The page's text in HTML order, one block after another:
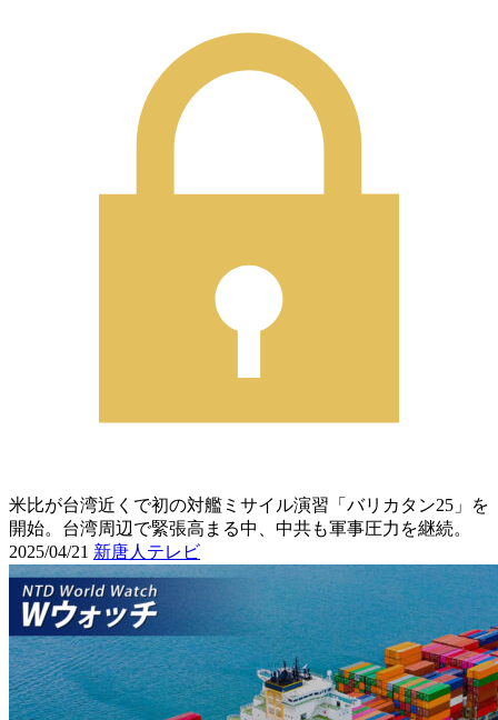
米比が台湾近くで初の対艦ミサイル演習「バリカタン25」を
開始。台湾周辺で緊張高まる中、中共も軍事圧力を継続。
2025/04/21 新唐人テレビ